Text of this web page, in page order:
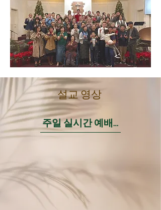
​설교 영상
주일 실시간 예배 영상